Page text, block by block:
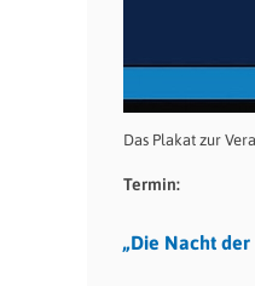
Das Plakat zur
Termin:
„Die Nacht der